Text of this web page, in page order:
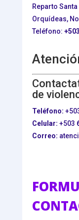
Reparto
Orquídeas,
Teléfono: +503
de
Teléfono:
Celular: +503
Correo: